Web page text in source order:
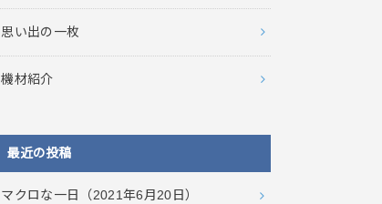
思い出の一枚
機材紹介
最近の投稿
マクロな一日（2021年6月20日）